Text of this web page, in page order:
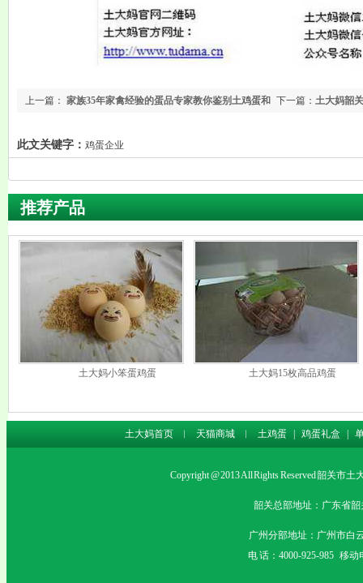
下一篇： 土大妈韶
上一篇： 家族35年家禽经验的蛋品专家教你鉴别土鸡蛋和
此文关键字： 鸡蛋企业
推荐产品
土大妈小笨蛋鸡蛋 土大妈15枚高品鸡蛋
土大妈首页 ︱ 天猫商城 ︱ 土鸡蛋 鸡蛋礼盒
Copyright @ 2013 All Rights Reserved 韶关市
韶关总部地址：广东省韶
广州分部地址：广州市白
电 话：4000-925-985 移动